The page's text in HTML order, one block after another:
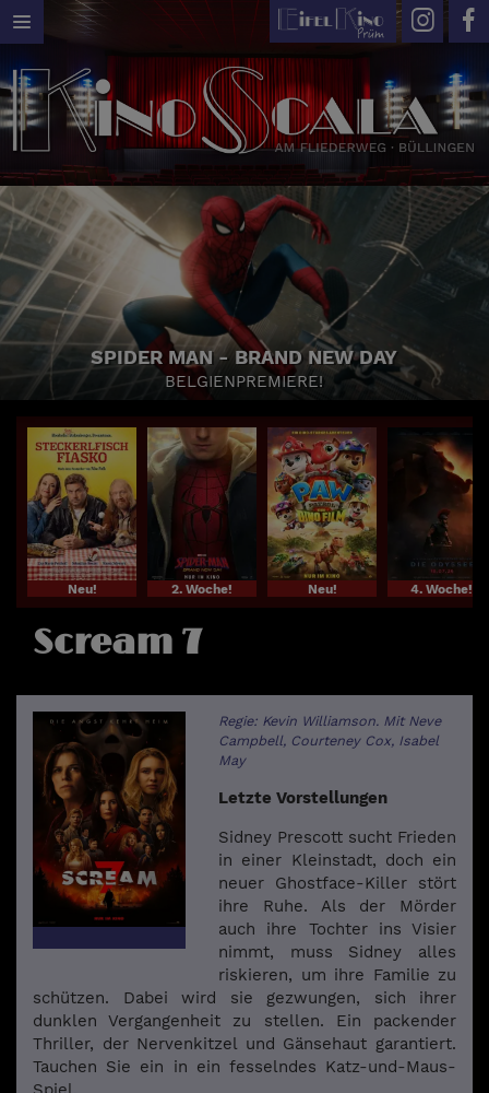
SPIDER MAN - BRAND NEW DAY
BELGIENPREMIERE!
Neu! 2. Woche! Neu! 4. Woche!
Scream 7
Regie: Kevin Williamson. Mit Neve
Campbell, Courteney Cox, Isabel
May
Letzte Vorstellungen
Sidney Prescott sucht Frieden
in einer Kleinstadt, doch ein
neuer Ghostface-Killer stört
ihre Ruhe. Als der Mörder
auch ihre Tochter ins Visier
nimmt, muss Sidney alles
riskieren, um ihre Familie zu
schützen. Dabei wird sie gezwungen, sich ihrer
dunklen Vergangenheit zu stellen. Ein packender
Thriller, der Nervenkitzel und Gänsehaut garantiert.
Tauchen Sie ein in ein fesselndes Katz-und-Maus-